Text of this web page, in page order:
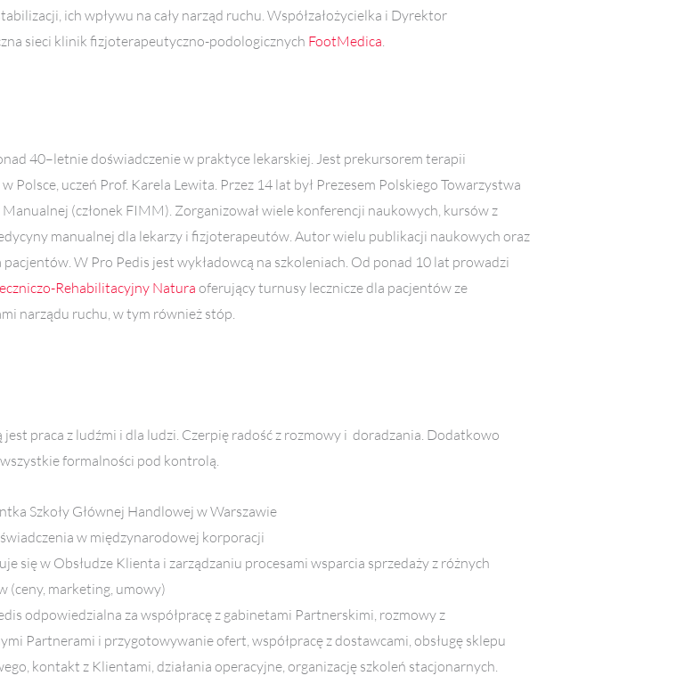
ich wpływu na cały narząd ruchu. Współzałożycielka i Dyrektor
sieci klinik fizjoterapeutyczno-podologicznych FootMedica.
40–letnie doświadczenie w praktyce lekarskiej. Jest prekursorem terapii
Polsce, uczeń Prof. Karela Lewita. Przez 14 lat był Prezesem Polskiego Towarzystwa
(członek FIMM). Zorganizował wiele konferencji naukowych, kursów z
manualnej dla lekarzy i fizjoterapeutów. Autor wielu publikacji naukowych oraz
pacjentów. W Pro Pedis jest wykładowcą na szkoleniach. Od ponad 10 lat prowadzi
Rehabilitacyjny Natura oferujący turnusy lecznicze dla pacjentów ze
narządu ruchu, w tym również stóp.
jest praca z ludźmi i dla ludzi. Czerpię radość z rozmowy i doradzania. Dodatkowo
formalności pod kontrolą.
Szkoły Głównej Handlowej w Warszawie
w międzynarodowej korporacji
się w Obsłudze Klienta i zarządzaniu procesami wsparcia sprzedaży z różnych
(ceny, marketing, umowy)
odpowiedzialna za współpracę z gabinetami Partnerskimi, rozmowy z
Partnerami i przygotowywanie ofert, współpracę z dostawcami, obsługę sklepu
kontakt z Klientami, działania operacyjne, organizację szkoleń stacjonarnych.